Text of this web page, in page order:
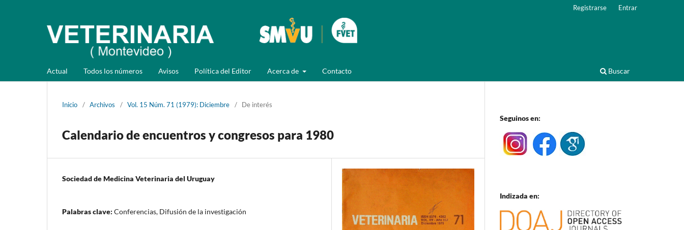
Actual Todos los números Avisos Política del Editor Acerca de Contacto Buscar
Registrarse Entrar
Inicio / Archivos / Vol. 15 Núm. 71 (1979): Diciembre / De interés
Calendario de encuentros y congresos para 1980
Sociedad de Medicina Veterinaria del Uruguay
Palabras clave: Conferencias, Difusión de la investigación
Seguinos en:
Indizada en: